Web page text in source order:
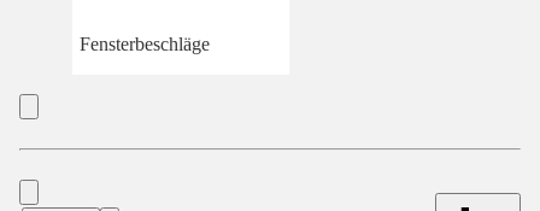
Fensterbeschläge